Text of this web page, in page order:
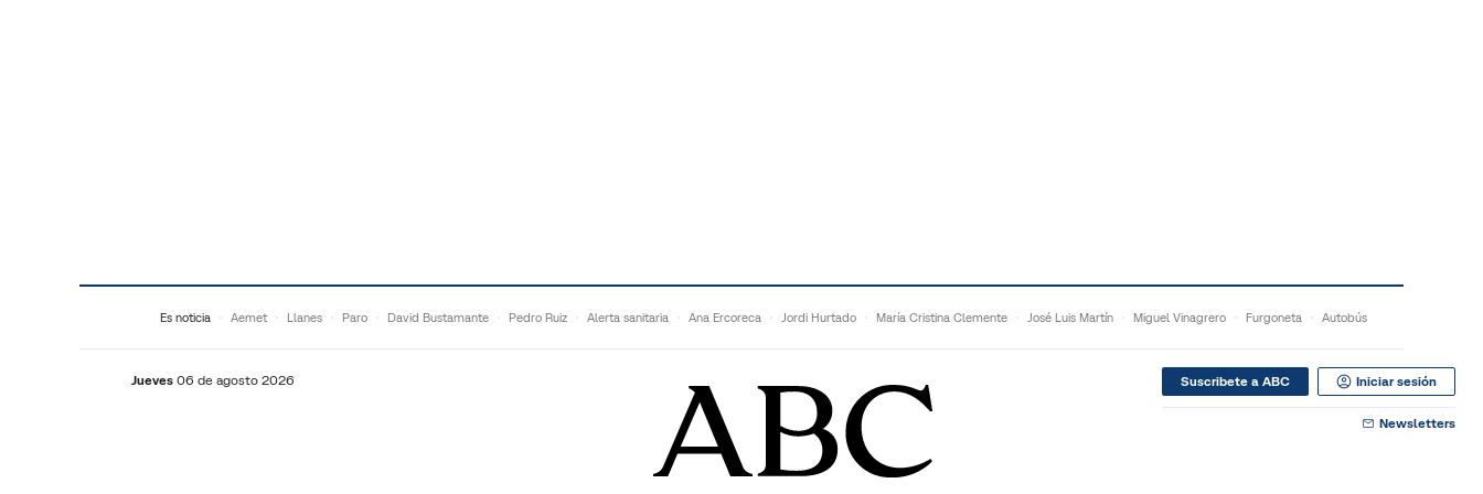
Es noticia Aemet Llanes Paro David Bustamante Pedro Ruiz Alerta sanitaria Ana Ercoreca Jordi Hurtado María Cristina Clemente José Luis Martín Miguel Vinagrero Furgoneta Autobús
Jueves 06 de agosto 2026 Suscribete a ABC Iniciar sesión
Newsletters